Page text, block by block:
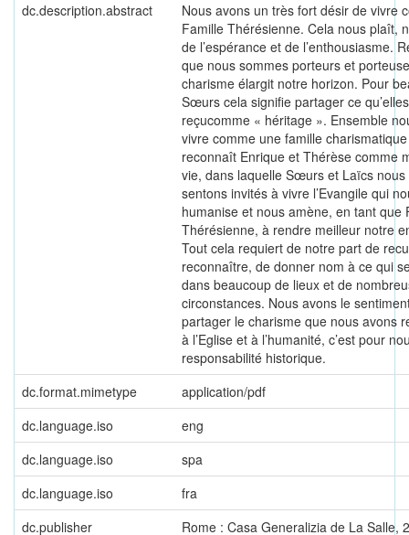
dc.description.abstract
Nous avons un très fort désir de vivre
Famille Thérésienne. Cela nous plaît,
de l’espérance et de l’enthousiasme.
que nous sommes porteurs et
charisme élargit notre horizon. Pour
Sœurs cela signifie partager ce
reçucomme « héritage ». Ensemble
vivre comme une famille
reconnaît Enrique et Thérèse comme
vie, dans laquelle Sœurs et Laïcs nous
sentons invités à vivre l’Evangile qui
humanise et nous amène, en tant que
Thérésienne, à rendre meilleur notre
Tout cela requiert de notre part de
reconnaître, de donner nom à ce qui
dans beaucoup de lieux et de
circonstances. Nous avons le
partager le charisme que nous avons
à l’Eglise et à l’humanité, c’est pour
responsabilité historique.
dc.format.mimetype
application/pdf
dc.language.iso
eng
dc.language.iso
spa
dc.language.iso
fra
dc.publisher
Rome : Casa Generalizia de La Salle,